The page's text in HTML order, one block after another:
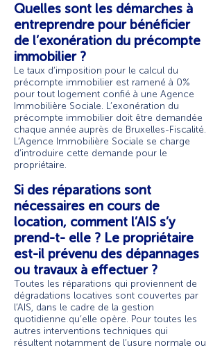
Quelles sont les démarches à
entreprendre pour bénéficier
de l’exonération du précompte
immobilier ?
Le taux d’imposition pour le calcul du
précompte immobilier est ramené à 0%
pour tout logement confié à une Agence
Immobilière Sociale. L’exonération du
précompte immobilier doit être demandée
chaque année auprès de Bruxelles-Fiscalité.
L’Agence Immobilière Sociale se charge
d’introduire cette demande pour le
propriétaire.
Si des réparations sont
nécessaires en cours de
location, comment l’AIS s’y
prend-t- elle ? Le propriétaire
est-il prévenu des dépannages
ou travaux à effectuer ?
Toutes les réparations qui proviennent de
dégradations locatives sont couvertes par
l’AIS, dans le cadre de la gestion
quotidienne qu’elle opère. Pour toutes les
autres interventions techniques qui
résultent notamment de l’usure normale ou